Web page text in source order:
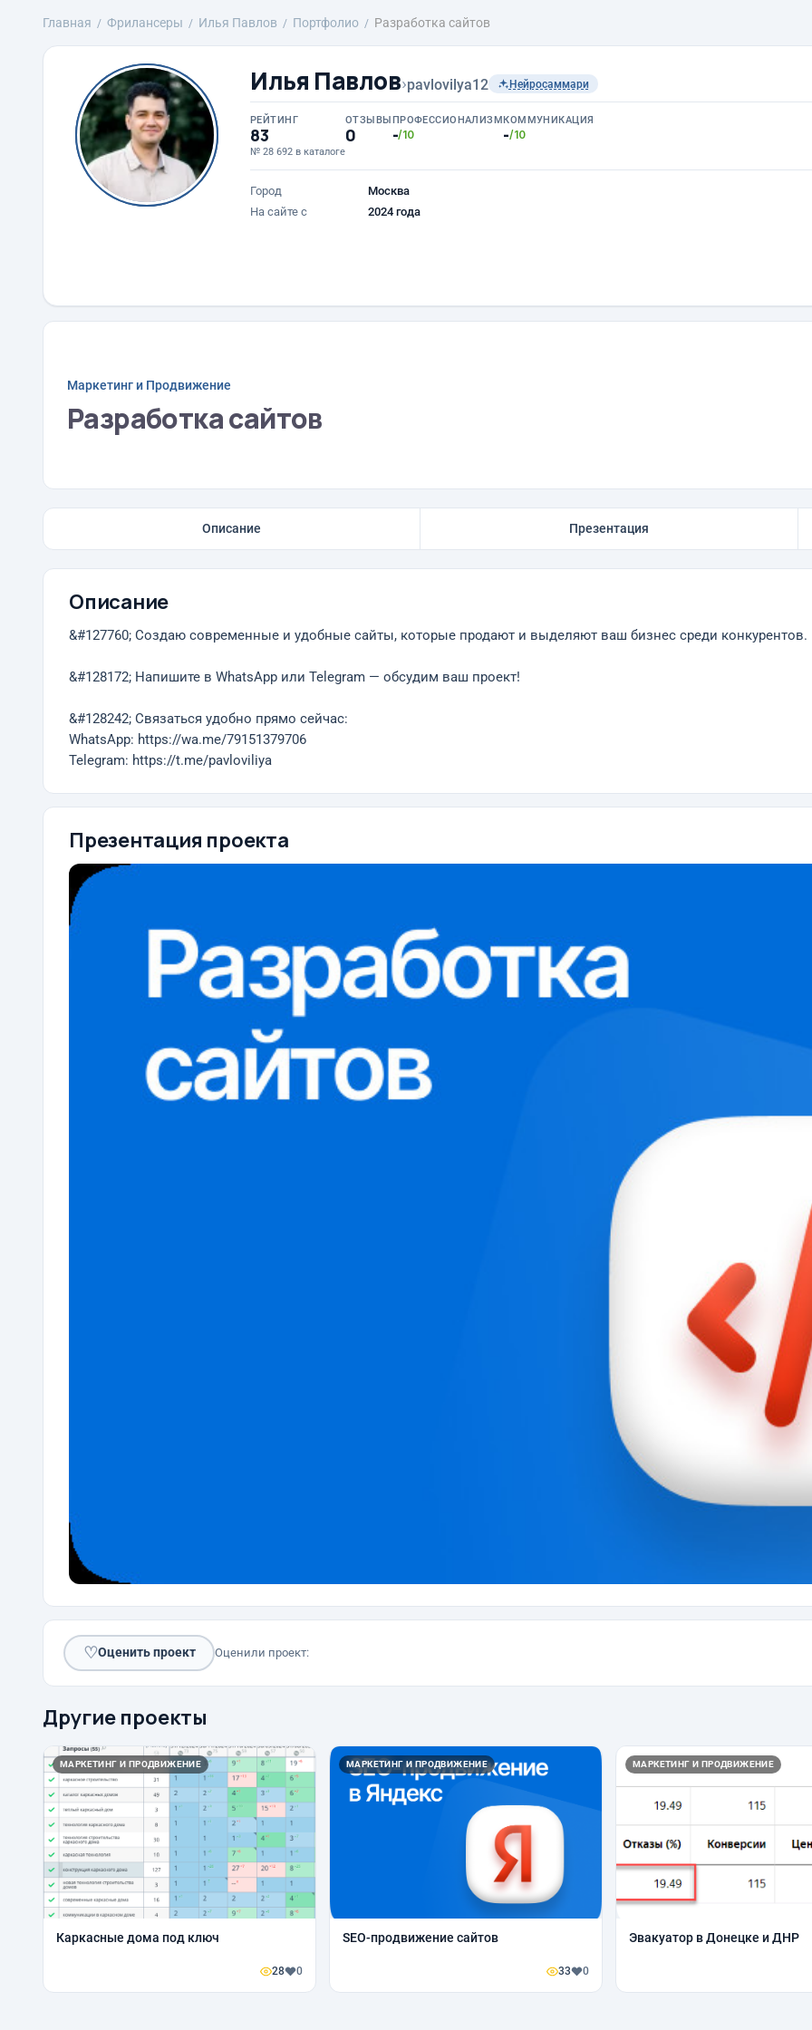
Главная Фрилансеры Илья Павлов Портфолио Разработка сайтов
Илья Павлов›pavlovilya12 Нейросаммари
РЕЙТИНГ
83
№ 28 692 в каталоге
ОТЗЫВЫ
0
ПРОФЕССИОНАЛИЗМ
-/10
КОММУНИКАЦИЯ
-/10
Город
Москва
На сайте с
2024 года
Маркетинг и Продвижение
Разработка сайтов
Описание Презентация
Описание
&#127760; Создаю современные и удобные сайты, которые продают и выделяют ваш бизнес среди конкурентов.
&#128172; Напишите в WhatsApp или Telegram — обсудим ваш проект!
&#128242; Связаться удобно прямо сейчас:
WhatsApp: https://wa.me/79151379706
Telegram: https://t.me/pavloviliya
Презентация проекта
♡Оценить проект Оценили проект:
Другие проекты
МАРКЕТИНГ И ПРОДВИЖЕНИЕ
Каркасные дома под ключ
28 0
МАРКЕТИНГ И ПРОДВИЖЕНИЕ
SEO-продвижение сайтов
33 0
МАРКЕТИНГ И ПРОДВИЖЕНИЕ
Эвакуатор в Донецке и ДНР